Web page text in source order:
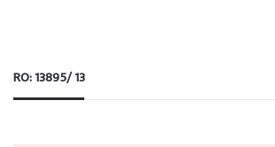
RO: 13895/ 13